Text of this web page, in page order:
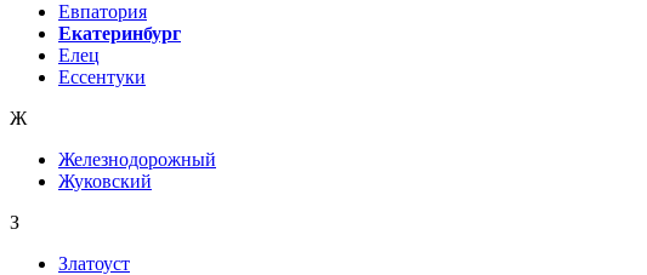
Евпатория
Екатеринбург
Елец
Ессентуки
Ж
Железнодорожный
Жуковский
З
Златоуст